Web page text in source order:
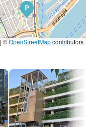
P
P
|©OpenStreetMapcontributors